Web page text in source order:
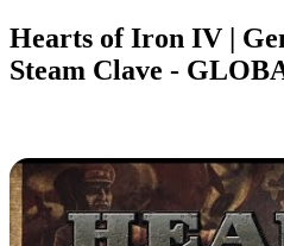
Hearts of Iron IV |
Steam Clave -